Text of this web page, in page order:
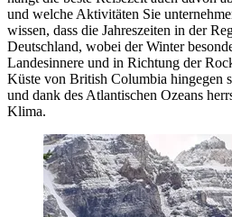
und welche Aktivitäten Sie
wissen, dass die Jahreszeiten in der
Deutschland, wobei der Winter
Landesinnere und in Richtung der
Küste von British Columbia hingegen
und dank des Atlantischen Ozeans
Klima.